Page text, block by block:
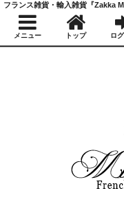
メニュー トップ ロ